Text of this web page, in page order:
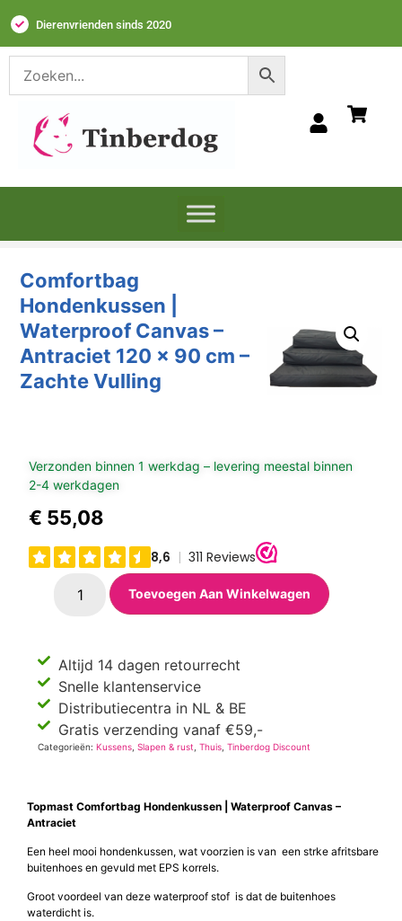
Dierenvrienden sinds 2020
Comfortbag
Hondenkussen |
Waterproof Canvas –
Antraciet 120 x 90 cm –
Zachte Vulling
Verzonden binnen 1 werkdag – levering meestal binnen
2-4 werkdagen
€ 55,08
Toevoegen Aan Winkelwagen
Altijd 14 dagen retourrecht
Snelle klantenservice
Distributiecentra in NL & BE
Gratis verzending vanaf €59,-
Categorieën:Kussens ,Slapen & rust ,Thuis ,Tinberdog Discount
Topmast Comfortbag Hondenkussen | Waterproof Canvas –
Antraciet
Een heel mooi hondenkussen, wat voorzien is van een strke afritsbare
buitenhoes en gevuld met EPS korrels.
Groot voordeel van deze waterproof stof is dat de buitenhoes
waterdicht is.